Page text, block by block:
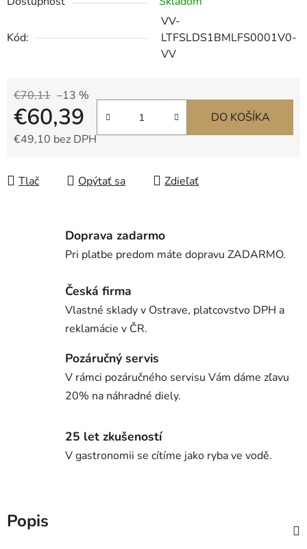
Kód:
VV-
LTFSLDS1BMLFS0001V0-
VV
€70,11 –13 %
€60,39
€49,10 bez DPH
DO KOŠÍKA
Tlač Opýtať sa Zdieľať
Doprava zadarmo
Pri platbe predom máte dopravu ZADARMO.
Česká firma
Vlastné sklady v Ostrave, platcovstvo DPH a
reklamácie v ČR.
Pozáručný servis
V rámci pozáručného servisu Vám dáme zľavu
20% na náhradné diely.
25 let zkušeností
V gastronomii se cítíme jako ryba ve vodě.
Popis